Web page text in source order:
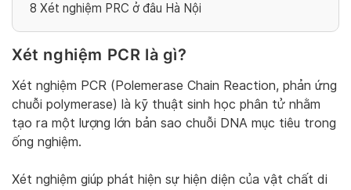
8 Xét nghiệm PRC ở đâu Hà Nội
Xét nghiệm PCR là gì?
Xét nghiệm PCR (Polemerase Chain Reaction, phản ứng
chuỗi polymerase) là kỹ thuật sinh học phân tử nhằm
tạo ra một lượng lớn bản sao chuỗi DNA mục tiêu trong
ống nghiệm.
Xét nghiệm giúp phát hiện sự hiện diện của vật chất di